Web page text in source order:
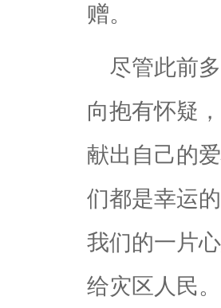
赠。
尽管此前多
向抱有怀疑
献出自己的
们都是幸运
我们的一片
给灾区人民。